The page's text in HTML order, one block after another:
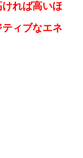
れば高いほ
ィブなエネ